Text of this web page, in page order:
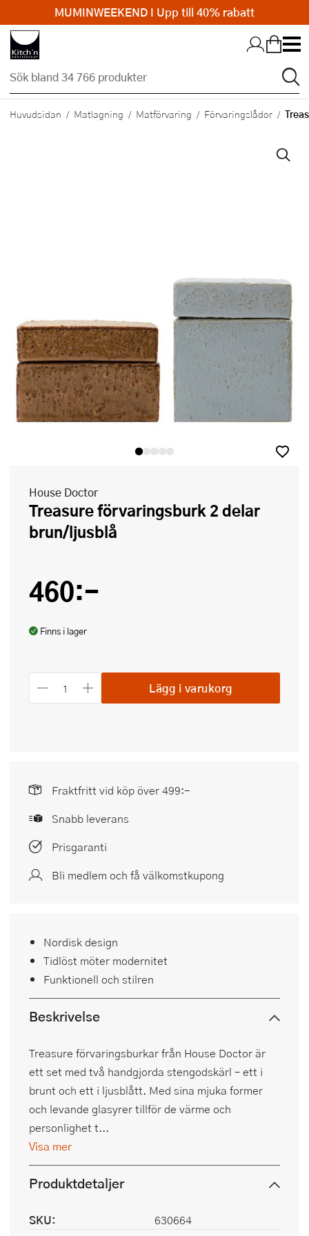
Hopp till huvudinnehållet
Huvudsidan Matlagning Matförvaring Förvaringslådor
House Doctor
Treasure förvaringsburk 2 delar
brun/ljusblå
460:-
Finns i lager
Lägg i varukorg
Fraktfritt vid köp över 499:-
Snabb leverans
Prisgaranti
Bli medlem och få välkomstkupong
Nordisk design
Tidlöst möter modernitet
Funktionell och stilren
Beskrivelse
Treasure förvaringsburkar från House Doctor är
ett set med två handgjorda stengodskärl – ett i
brunt och ett i ljusblått. Med sina mjuka former
och levande glasyrer tillför de värme och
personlighet t...
Visa mer
Produktdetaljer
SKU: 630664
MUMINWEEKEND I Upp till 40% rabatt